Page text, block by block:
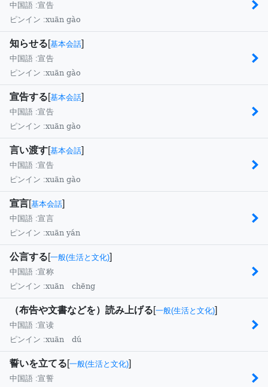
中国語 :宣告
ピンイン :xuān gào
知らせる[基本会話]
中国語 :宣告
ピンイン :xuān gào
宣告する[基本会話]
中国語 :宣告
ピンイン :xuān gào
言い渡す[基本会話]
中国語 :宣告
ピンイン :xuān gào
宣言[基本会話]
中国語 :宣言
ピンイン :xuān yán
公言する[一般(生活と文化)]
中国語 :宣称
ピンイン :xuān chēng
（布告や文書などを）読み上げる[一般(生活と文化)]
中国語 :宣读
ピンイン :xuān dú
誓いを立てる[一般(生活と文化)]
中国語 :宣誓